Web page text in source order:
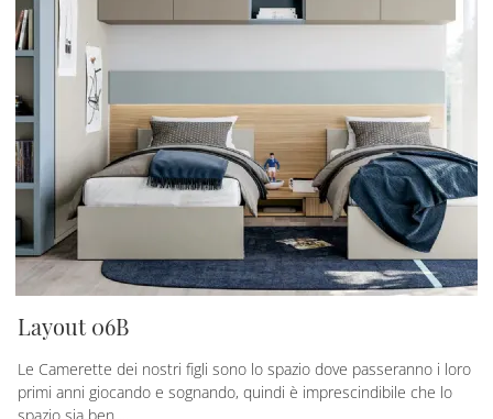
Layout 06B
Le Camerette dei nostri figli sono lo spazio dove passeranno i loro
primi anni giocando e sognando, quindi è imprescindibile che lo